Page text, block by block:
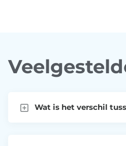
Wat is het verschil